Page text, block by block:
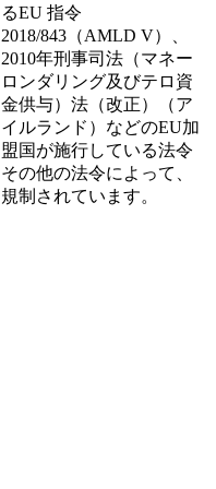
るEU 指令
2018/843（AMLD V）、
2010年刑事司法（マネー
ロンダリング及びテロ資
金供与）法（改正）（ア
イルランド）などのEU加
盟国が施行している法令
その他の法令によって、
規制されています。